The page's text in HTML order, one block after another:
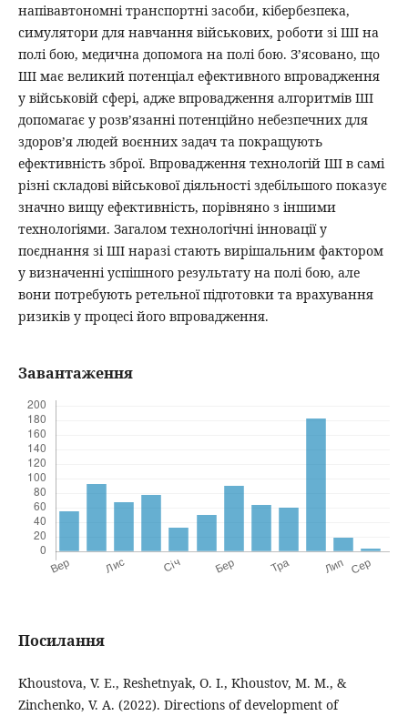
напівавтономні транспортні засоби, кібербезпека,
симулятори для навчання військових, роботи зі ШІ на
полі бою, медична допомога на полі бою. З’ясовано, що
ШІ має великий потенціал ефективного впровадження
у військовій сфері, адже впровадження алгоритмів ШІ
допомагає у розв’язанні потенційно небезпечних для
здоров’я людей воєнних задач та покращують
ефективність зброї. Впровадження технологій ШІ в самі
різні складові військової діяльності здебільшого показує
значно вищу ефективність, порівняно з іншими
технологіями. Загалом технологічні інновації у
поєднання зі ШІ наразі стають вирішальним фактором
у визначенні успішного результату на полі бою, але
вони потребують ретельної підготовки та врахування
ризиків у процесі його впровадження.
Завантаження
Посилання
Khoustova, V. E., Reshetnyak, O. I., Khoustov, M. M., &
Zinchenko, V. A. (2022). Directions of development of